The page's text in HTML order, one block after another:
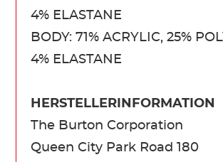
4% ELASTANE
BODY: 71% ACRYLIC, 25%
4% ELASTANE
HERSTELLERINFORMATION
The Burton Corporation
Queen City Park Road 180